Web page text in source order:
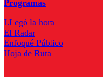
Programas
LLegó la hora
El Radar
Enfoqué Público
Hoja de Ruta